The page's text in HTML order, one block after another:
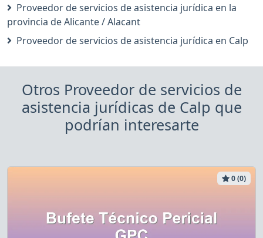
Proveedor de servicios de asistencia jurídica en la
provincia de Alicante / Alacant
Proveedor de servicios de asistencia jurídica en Calp
Otros Proveedor de servicios de
asistencia jurídicas de Calp que
podrían interesarte
0 (0)